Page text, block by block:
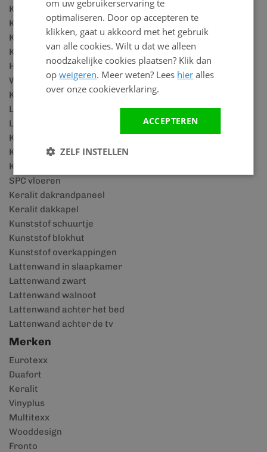
Kunststof dakpanplaten
Kunststof vensterbanken
Kunststof plafonds
Kunststof plafond voor badkamer
Houtlook wandpanelen
Wandbekleding badkamer
Kunststof plinten
Lattenwand accessoires
Lattenwand panelen
Keralit details
Keralit houtlook
Keralit rabatdelen
SPC vloeren
Keralit dakrandpaneel
Keralit dakkapel
Kunststof schuurtje
Kunststof blokhut
Kunststof overkappingen
Lattenwand in slaapkamer
Lattenwand zwart
Lattenwand walnoot
Lattenwand achter het bed
Lattenwand achter de tv
Merken
Eurotexx
Duafort
Keralit
Vinyplus
Multitexx
Wooddesign
Fronto
om uw gebruikerservaring te
optimaliseren. Door op accepteren te
klikken, gaat u akkoord met het gebruik
van alle cookies. Wilt u dat we alleen
noodzakelijke cookies plaatsen? Klik dan
opweigeren. Meer weten? Lees hier alles
over onze cookieverklaring.
ACCEPTEREN
ZELF INSTELLEN